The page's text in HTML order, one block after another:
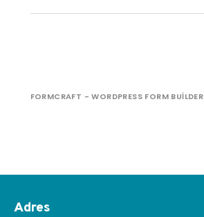
FORMCRAFT - WORDPRESS FORM BUILDER
Adres